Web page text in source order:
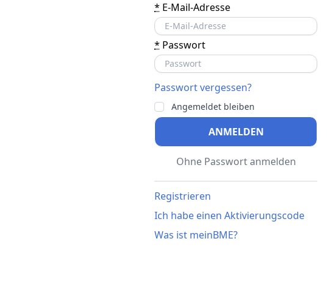
* E-Mail-Adresse
* Passwort
Passwort vergessen?
Angemeldet bleiben
ANMELDEN
Ohne Passwort anmelden
Registrieren
Ich habe einen Aktivierungscode
Was ist meinBME?